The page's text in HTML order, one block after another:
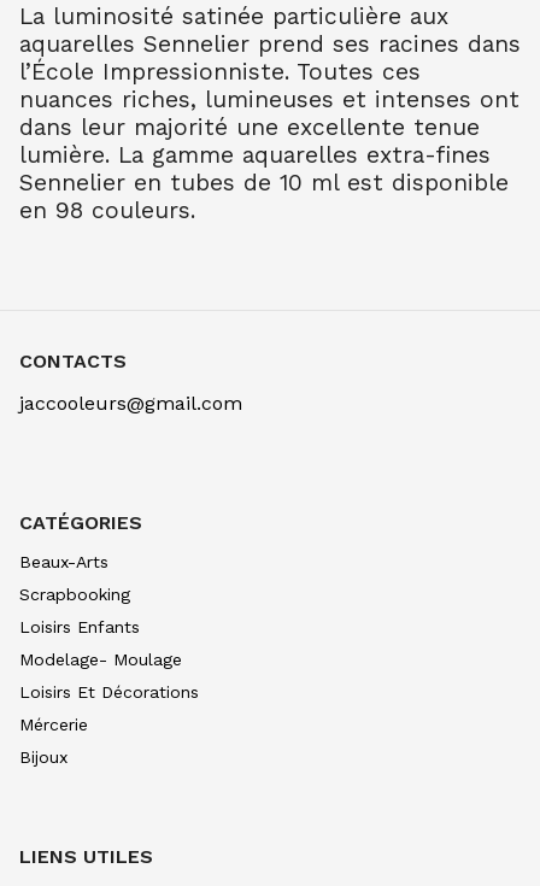
7.90€ TTC 7.89 € TTC
AQUARELLE EXTRA FINE TUBE 10 ML
TERRE VERT NAT 213
7.90€ TTC 7.89€ TTC
AQUARELLE EXTRA FINE TUBE 10 ML
OCRE JAUNE 252
7.90 € TTC 7.89 € TTC
AQUARELLE EXTRA FINE TUBE 10 ML
BLEU INDIGO 308
AQUARELLE EXTRA FINE TUBE 10 ML
8.80
BLEU OUTRE FONC315
AQUARELLE EXTRA FINE TUBE 10 ML
La luminosité satinée particulière aux
aquarelles Sennelier prend ses racines dans
l’École Impressionniste. Toutes ces
nuances riches, lumineuses et intenses ont
dans leur majorité une excellente tenue
lumière. La gamme aquarelles extra-fines
Sennelier en tubes de 10 ml est disponible
en 98 couleurs.
CONTACTS
jaccooleurs@gmail.com
CATÉGORIES
Beaux-Arts
Scrapbooking
Loisirs Enfants
Modelage- Moulage
Loisirs Et Décorations
Mércerie
Bijoux
LIENS UTILES